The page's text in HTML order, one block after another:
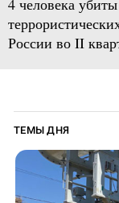
России во II
ТЕМЫ ДНЯ